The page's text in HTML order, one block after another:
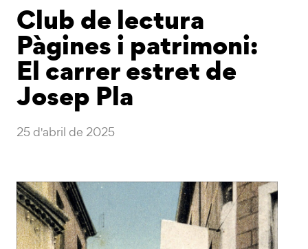
Club de lectura
Pàgines i patrimoni:
El carrer estret de
Josep Pla
25 d'abril de 2025